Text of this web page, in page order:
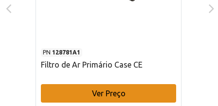
PN 128781A1
Filtro de Ar Primário Case CE
Ver Preço